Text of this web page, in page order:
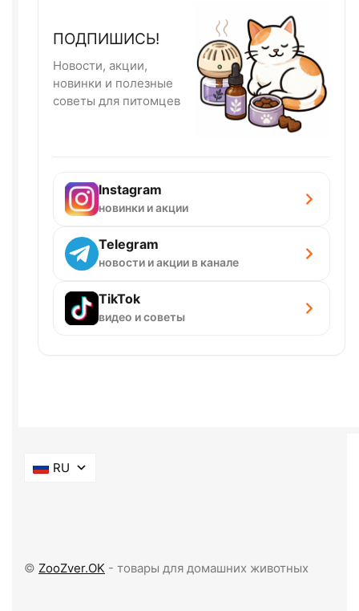
ПОДПИШИСЬ!
Новости, акции,
новинки и полезные
советы для питомцев
Instagram
новинки и акции
Telegram
новости и акции в канале
TikTok
видео и советы
RU
© ZooZver.OK - товары для домашних животных